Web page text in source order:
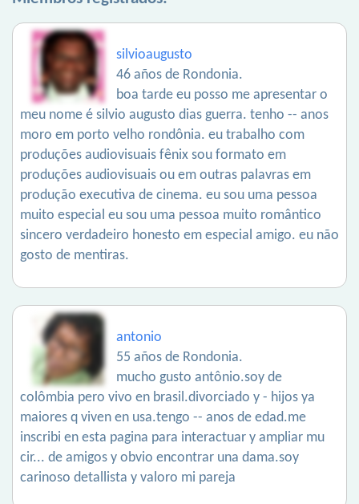
silvioaugusto
46 años de Rondonia.
boa tarde eu posso me apresentar o
meu nome é silvio augusto dias guerra. tenho -- anos
moro em porto velho rondônia. eu trabalho com
produções audiovisuais fênix sou formato em
produções audiovisuais ou em outras palavras em
produção executiva de cinema. eu sou uma pessoa
muito especial eu sou uma pessoa muito romântico
sincero verdadeiro honesto em especial amigo. eu não
gosto de mentiras.
antonio
55 años de Rondonia.
mucho gusto antônio.soy de
colômbia pero vivo en brasil.divorciado y - hijos ya
maiores q viven en usa.tengo -- anos de edad.me
inscribi en esta pagina para interactuar y ampliar mu
cir... de amigos y obvio encontrar una dama.soy
carinoso detallista y valoro mi pareja